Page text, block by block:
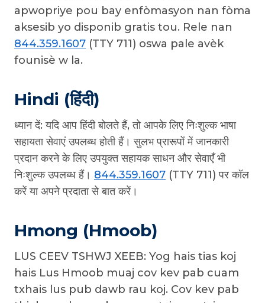
apwopriye pou bay enfòmasyon nan fòma
aksesib yo disponib gratis tou. Rele nan
844.359.1607 (TTY 711) oswa pale avèk
founisè w la.
Hindi (हिंदी)
ध्यान दें: यदि आप हिंदी बोलते हैं, तो आपके लिए निःशुल्क भाषा
सहायता सेवाएं उपलब्ध होती हैं। सुलभ प्रारूपों में जानकारी
प्रदान करने के लिए उपयुक्त सहायक साधन और सेवाएँ भी
निःशुल्क उपलब्ध हैं। 844.359.1607 (TTY 711) पर कॉल
करें या अपने प्रदाता से बात करें।
Hmong (Hmoob)
LUS CEEV TSHWJ XEEB: Yog hais tias koj
hais Lus Hmoob muaj cov kev pab cuam
txhais lus pub dawb rau koj. Cov kev pab